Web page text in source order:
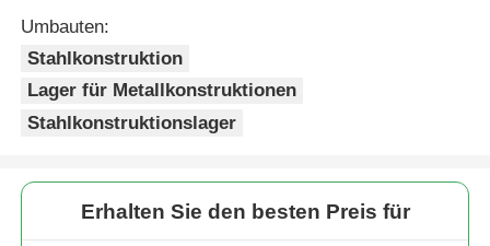
Umbauten:
Stahlkonstruktion
Lager für Metallkonstruktionen
Stahlkonstruktionslager
Erhalten Sie den besten Preis für